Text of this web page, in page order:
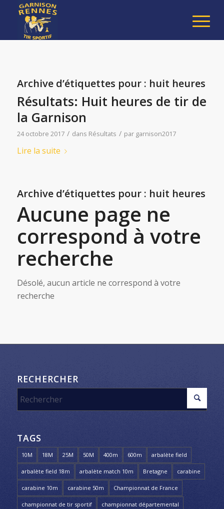
Archive d’étiquettes pour : huit heures
Résultats: Huit heures de tir de
la Garnison
24 octobre 2017 / dans Résultats / par garnison2017
Lire la suite
Archive d’étiquettes pour : huit heures
Aucune page ne
correspond à votre
recherche
Désolé, aucun article ne correspond à votre
recherche
RECHERCHER
TAGS
10M 18M 25M 50M 400m 600m arbalète field
arbalète field 18m arbalète match 10m Bretagne carabine
carabine 10m carabine 50m Championnat de France
championnat de tir sportif championnat départemental